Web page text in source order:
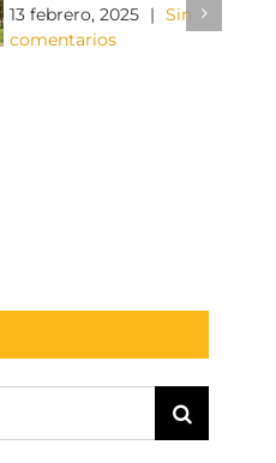
13 febrero, 2025 | Sin
comentarios